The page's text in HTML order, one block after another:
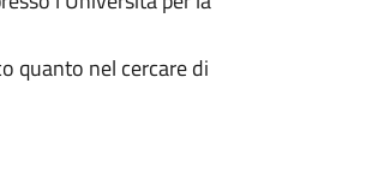
quanto nel cercare di